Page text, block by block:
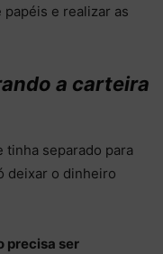
e realizar as
a carteira
tinha separado para
deixar o dinheiro
precisa ser